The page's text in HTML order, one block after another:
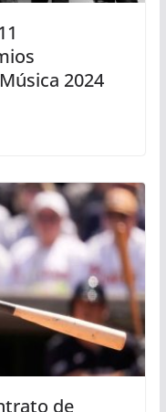
2024
de